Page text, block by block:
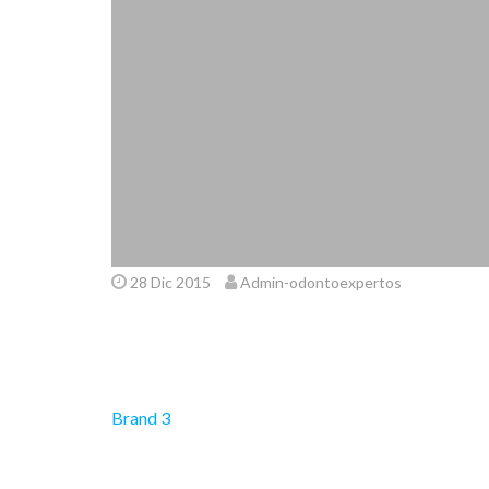
28 Dic 2015 Admin-odontoexpertos
Navegación
Brand 3